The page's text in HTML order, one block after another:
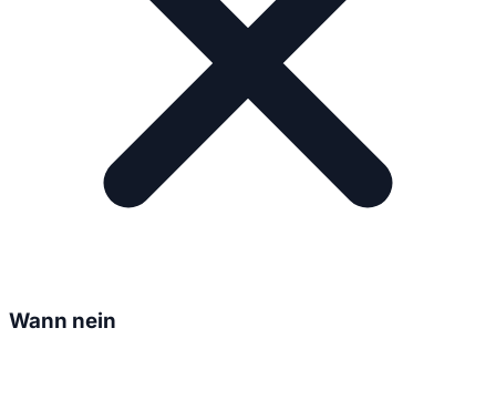
Wann nein